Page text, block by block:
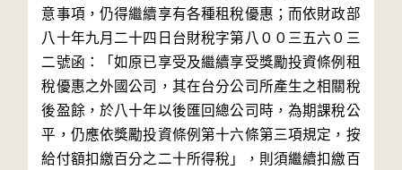
意事項，仍得繼續享有各種租稅優惠；而依財政部
八十年九月二十四日台財稅字第八００三五六０三
二號函：「如原已享受及繼續享受獎勵投資條例租
稅優惠之外國公司，其在台分公司所產生之相關稅
後盈餘，於八十年以後匯回總公司時，為期課稅公
平，仍應依獎勵投資條例第十六條第三項規定，按
給付額扣繳百分之二十所得稅」，則須繼續扣繳百